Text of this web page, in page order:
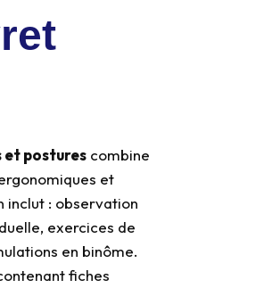
posturescombine
et
inclut : observation
exercices de
en binôme.
fiches